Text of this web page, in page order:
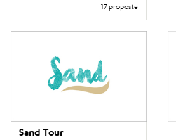
17 proposte
Sand Tour